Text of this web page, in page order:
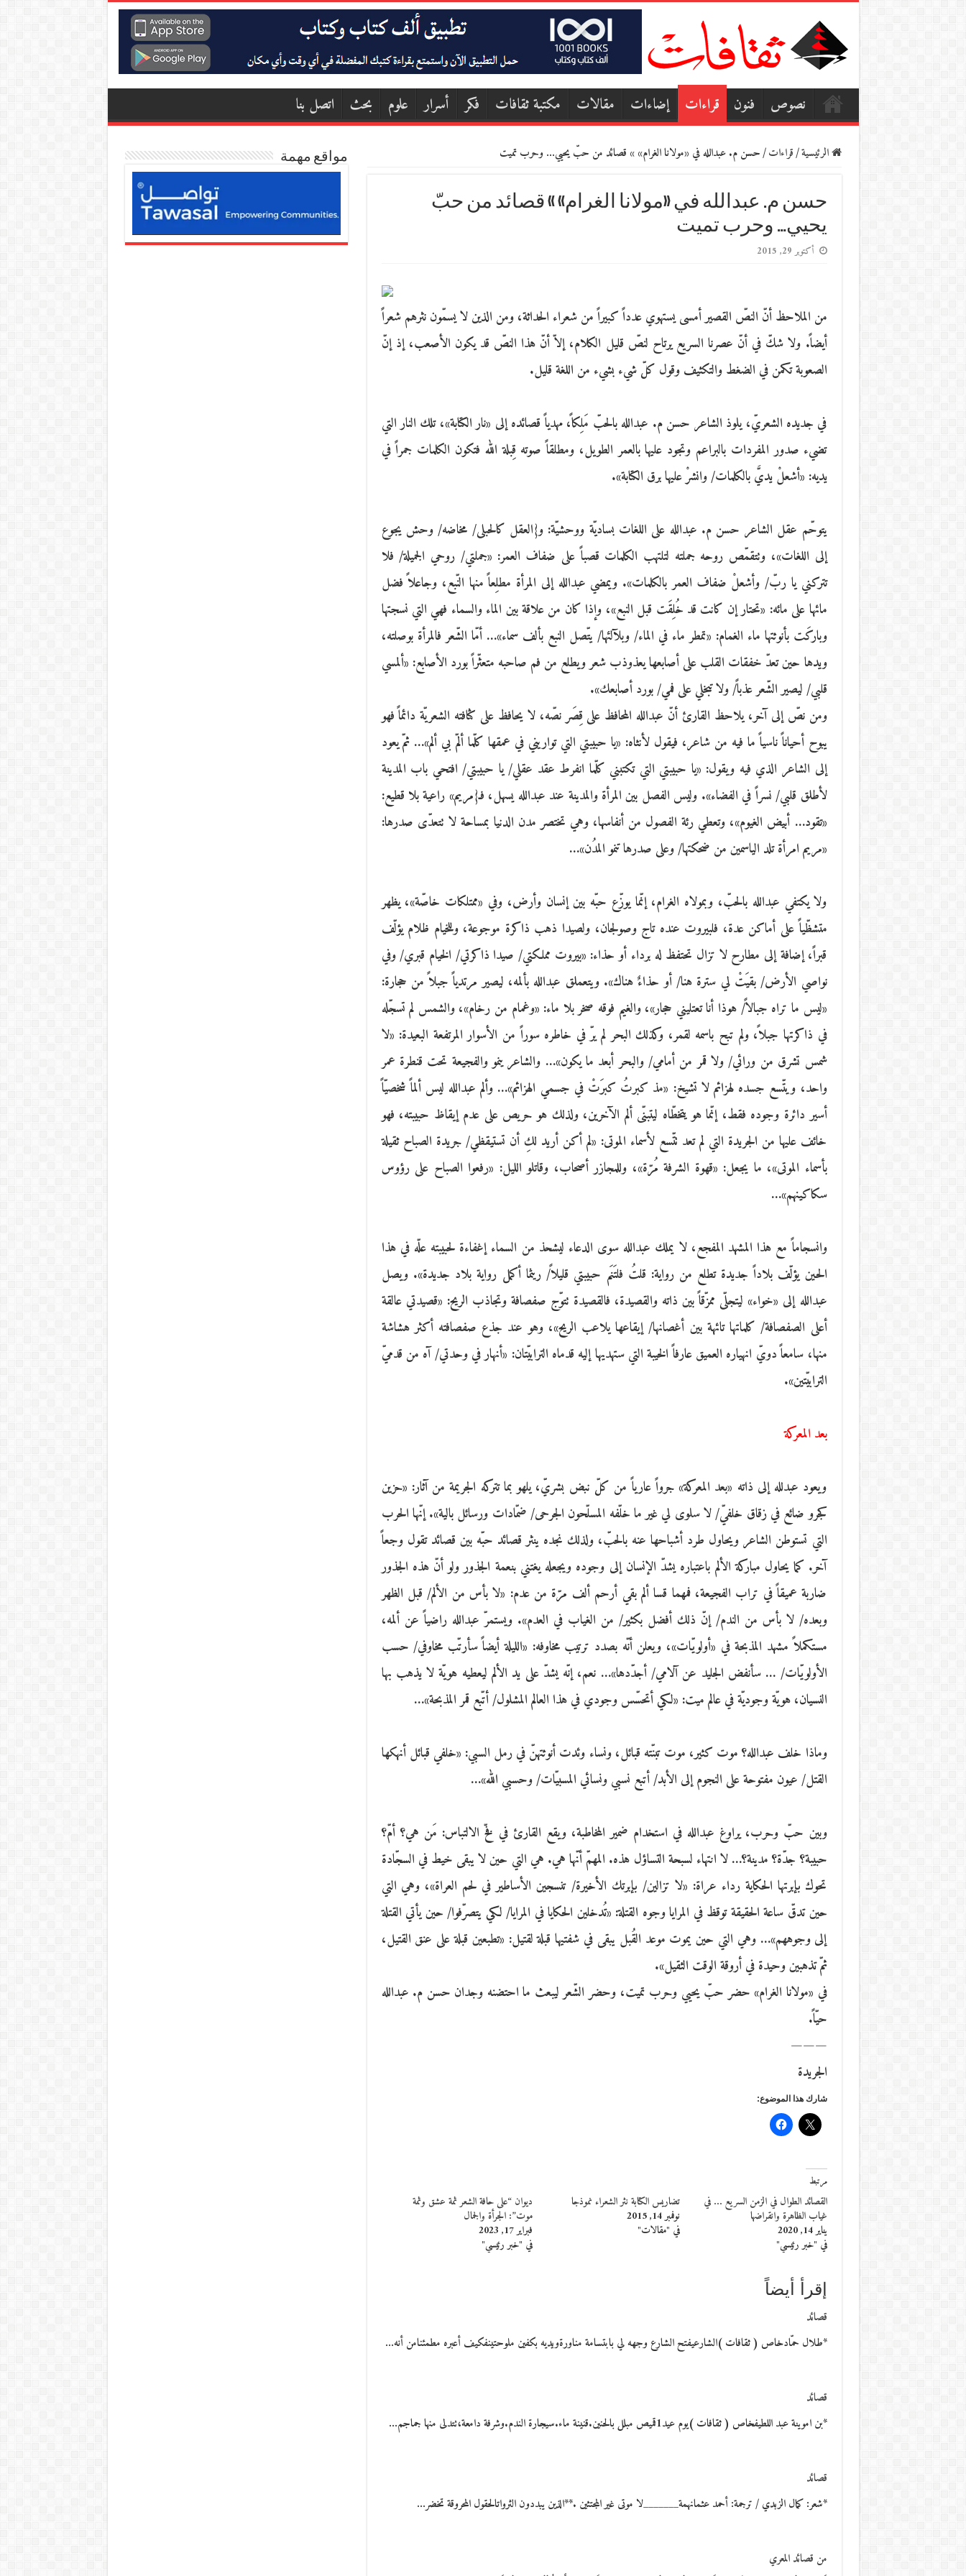
نصوص فنون قراءات إضاءات مقالات مكتبة ثقافات فكر أسرار علوم بحث اتصل بنا
الرئيسية/قراءات/حسن م. عبدالله في «مولانا الغرام» » قصائد من حبّ يحيي… وحرب تميت
حسن م. عبدالله في «مولانا الغرام» » قصائد من حبّ
يحيي… وحرب تميت
أكتوبر 29, 2015
من الملاحظ أنّ النصّ القصير أمسى يستهوي عدداً كبيراً من شعراء الحداثة، ومن الذين لا يسمّون نثرهم شعراً
أيضاً. ولا شكّ في أنّ عصرنا السريع يرتاح لنصّ قليل الكلام، إلاّ أنّ هذا النصّ قد يكون الأصعب، إذ إنّ
الصعوبة تكمن في الضغط والتكثيف وقول كلّ شيء بشيء من اللغة قليل.
في جديده الشعريّ، يلوذ الشاعر حسن م. عبدالله بالحبّ مَلِكاً، مهدياً قصائده إلى «نار الكتابة»، تلك النار التي
تضيء صدور المفردات بالبراعم وتجود عليها بالعمر الطويل، ومطلقاً صوته قِبلة الله فتكون الكلمات جمراً في
يديه: «أشعلْ يديَّ بالكلمات/ وانشرْ عليها برق الكتابة».
يتوحّم عقل الشاعر حسن م. عبدالله على اللغات بساديّة ووحشيّة: و{العقل كالحبلى/ مخاضه/ وحش يجوع
إلى اللغات»، وتتقمّص روحه جملته لتلتهب الكلمات قصباً على ضفاف العمر: «جملتي/ روحي الجميلة/ فلا
تتركني يا ربّ/ وأشعلْ ضفاف العمر بالكلمات». ويمضي عبدالله إلى المرأة مطلِعاً منها النّبع، وجاعلاً فضل
مائها على مائه: «تحتار إن كانت قد خُلِقَت قبل النبع»، وإذا كان من علاقة بين الماء والسماء فهي التي نسجتها
وباركَت بأنوثتها ماء الغمام: «تمطر ماء في الماء/ وبلآلئها/ يتّصل النبع بألف سماء»… أمّا الشّعر فالمرأة بوصلته،
ويدها حين تعدّ خفقات القلب على أصابعها يعذوذب شعر ويطلع من فم صاحبه متعثّراً بورد الأصابع: «ألمسي
قلبي/ ليصير الشّعر عذباً/ ولا تبخلي على فمي/ بورد أصابعك».
ومن نصّ إلى آخر، يلاحظ القارئ أنّ عبدالله المحافظ على قِصَر نصّه، لا يحافظ على كثافته الشعريّة دائماً فهو
يبوح أحياناً ناسياً ما فيه من شاعر، فيقول لأنثاه: «يا حبيبتي التي تواريني في عمقها كلّما ألمّ بي ألم»… ثمّ يعود
إلى الشاعر الذي فيه ويقول: «يا حبيبتي التي تكتبني كلّما انفرط عقد عقلي/ يا حبيبتي/ افتحي باب المدينة
لأطلق قلبي/ نسراً في الفضاء». وليس الفصل بين المرأة والمدينة عند عبدالله يسهل، فـ{مريم» راعية بلا قطيع:
«تقود… أبيض الغيوم»، وتعطي رئة الفصول من أنفاسها، وهي تختصر مدن الدنيا بمساحة لا تتعدّى صدرها:
«مريم امرأة تلد الياسمين من ضحكتها/ وعلى صدرها تنمو المدُن»…
ولا يكتفي عبدالله بالحبّ، وبمولاه الغرام، إنّما يوزّع حبّه بين إنسان وأرض، وفي «ممتلكات خاصّة»، يظهر
متشظّياً على أماكن عدة، فلبيروت عنده تاج وصولجان، ولصيدا ذهب ذاكرة موجوعة، وللخيام ظلام يؤلّف
قبراً، إضافة إلى مطارح لا تزال تحتفظ له برداء أو حذاء: «بيروت مملكتي/ صيدا ذاكرتي/ الخيام قبري/ وفي
نواصي الأرض/ بقيَتْ لي سترة هنا/ أو حذاءٌ هناك». ويتعملق عبدالله بألمه، ليصير مرتدياً جبلاً من حجارة:
«ليس ما تراه جبالاً/ هوذا أنا تعتليني حجار»، والغيم فوقه صخر بلا ماء: «وغمام من رخام»، والشمس لم تسجّله
في ذاكرتها جبلاً، ولم تبح باسمه لقمر، وكذلك البحر لم يرّ في خاطره سوراً من الأسوار المرتفعة البعيدة: «لا
شمس تشرق من ورائي/ ولا قمر من أمامي/ والبحر أبعد ما يكون»… والشاعر ينمو والفجيعة تحت قنطرة عمر
واحد، ويتّسع جسده لهزائم لا تشيخ: «مذ كبرتُ كبرَتْ في جسمي الهزائم»… وألم عبدالله ليس ألماً شخصيّاً
أسير دائرة وجوده فقط، إنّما هو يتخطّاه ليتبنّى ألم الآخرين، ولذلك هو حريص على عدم إيقاظ حبيبته، فهو
خائف عليها من الجريدة التي لم تعد تتّسع لأسماء الموتى: «لم أكن أريد لكِ أن تستيقظي/ جريدة الصباح ثقيلة
بأسماء الموتى»، ما يجعل: «قهوة الشرفة مُرّة»، وللمجازر أصحاب، وقاتلو الليل: «رفعوا الصباح على رؤوس
سكاكينهم»…
وانسجاماً مع هذا المشهد المفجع، لا يملك عبدالله سوى الدعاء ليشحذ من السماء إغفاءة لحبيبته علّه في هذا
الحين يؤلّف بلاداً جديدة تطلع من رواية: قلتُ فلتَنَم حبيبتي قليلاً/ ريثما أكمل رواية بلاد جديدة». ويصل
عبدالله إلى «خواء» ليتجلّى ممزّقاً بين ذاته والقصيدة، فالقصيدة تتوّج صفصافة وتجاذب الريح: «قصيدتي عالقة
أعلى الصفصافة/ كلماتها تائهة بين أغصانها/ إيقاعها يلاعب الريح»، وهو عند جذع صفصافته أكثر هشاشة
منها، سامعاً دويّ انهياره العميق عارفاً الخيبة التي ستهديها إليه قدماه الترابيّتان: «أنهار في وحدتي/ آه من قدميّ
الترابيّتين».
بعد المعركة
ويعود عبدلله إلى ذاته «بعد المعركة» جرواً عارياً من كلّ نبض بشريّ، يلهو بما تتركه الجريمة من آثار: «حزين
كجرو ضائع في زقاق خلفيّ/ لا سلوى لي غير ما خلّفه المسلّحون الجرحى/ ضمّادات ورسائل بالية». إنّها الحرب
التي تستوطن الشاعر ويحاول طرد أشباحها عنه بالحبّ، ولذلك نجده ينثر قصائد حبّه بين قصائد تقول وجعاً
آخر. كما يحاول مباركة الألم باعتباره يشدّ الإنسان إلى وجوده ويجعله يغتني بنعمة الجذور ولو أنّ هذه الجذور
ضاربة عميقاً في تراب الفجيعة، فمهما قسا ألم بقي أرحم ألف مرّة من عدم: «لا بأس من الألم/ قبل الظهر
وبعده/ لا بأس من الندم/ إنّ ذلك أفضل بكثير/ من الغياب في العدم». ويستمرّ عبدالله راضياً عن ألمه،
مستكملاً مشهد المذبحة في «أولويّات»، ويعلن أنّه بصدد ترتيب مخاوفه: «الليلة أيضاً سأرتّب مخاوفي/ حسب
الأولويّات/ … سأنفض الجليد عن آلامي/ أجدّدها»… نعم، إنّه يشدّ على يد الألم ليعطيه هويّة لا يذهب بها
النسيان، هويّة وجوديّة في عالم ميت: «لكي أتحسّس وجودي في هذا العالم المشلول/ أتّبع قمر المذبحة»…
وماذا خلف عبدالله؟ موت كثير، موت تبنّته قبائل، ونساء وئدت أنوثتهنّ في رمل السبي: «خلفي قبائل أنهكها
القتل/ عيون مفتوحة على النجوم إلى الأبد/ أتبع نسبي ونسائي المسبيّات/ وحسبي الله»…
وبين حبّ وحرب، يراوغ عبدالله في استخدام ضمير المخاطبة، ويقع القارئ في فخّ الالتباس: مَن هي؟ أمّ؟
حبيبة؟ جدّة؟ مدينة؟… لا انتهاء لسبحة التساؤل هذه. المهمّ أنّها هي. هي التي حين لا يبقى خيط في السجّادة
تحوك بإبرتها الحكاية رداء عراة: «لا تزالين/ بإبرتك الأخيرة/ تنسجين الأساطير في لحم العراة»، وهي التي
حين تدقّ ساعة الحقيقة توقظ في المرايا وجوه القتلة: «تُدخلين الحكايا في المرايا/ لكي يتصرّفوا/ حين يأتي القتلة
إلى وجوههم»… وهي التي حين يموت موعد القُبل يبقى في شفتيها قبلة لقتيل: «تطبعين قبلة على عنق القتيل،
ثمّ تذهبين وحيدة في أروقة الوقت الثقيل».
في «مولانا الغرام» حضر حبّ يحيي وحرب تميت، وحضر الشّعر ليبعث ما احتضنه وجدان حسن م. عبدالله
حيّاً.
———
الجريدة
شارك هذا الموضوع:
مرتبط
القصائد الطوال في الزمن السريع … في
غياب الظاهرة وانقراضها
يناير 14, 2020
في "خبر رئيسي"
تضاريس الكتابة نثر الشعراء نموذجا
نوفمبر 14, 2015
في "مقالات"
ديوان “على حافة الشعر ثمة عشق وثمة
موت”: الجرأة والجمال
فبراير 17, 2023
في "خبر رئيسي"
إقرأ أيضاً
قصائد
*طلال حمّادخاص ( ثقافات )الشارعيفتح الشارع وجهه لي بابتسامة مناورةويديه بكفين ملوحتينفكيف أعبره مطمئنامن أنه…
قصائد
*بن اموينة عبد اللطيفخاص ( ثقافات )يوم عيد1قميص مبلل بالحنين.قنينة ماء.سيجارة الندم.وشرفة دامعة،تتدلى منها جماجم…
قصائد
*شعر: كمال الزبدي / ترجمة: أحمد عثمانهمة_______لا موتى غير المجتثين .**الذين يبددون الثرواتالحقول المحروقة تخضر…
من قصائد المعري
مواقع مهمة